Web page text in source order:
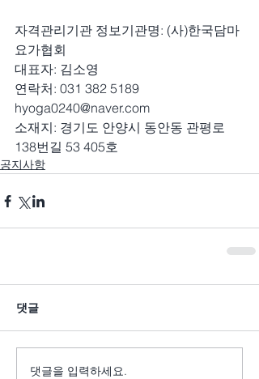
자격관리기관 정보기관명: (사)한국담마
요가협회
대표자: 김소영
연락처: 031 382 5189
hyoga0240@naver.com
소재지: 경기도 안양시 동안동 관평로
138번길 53 405호
공지사항
댓글
댓글을 입력하세요.